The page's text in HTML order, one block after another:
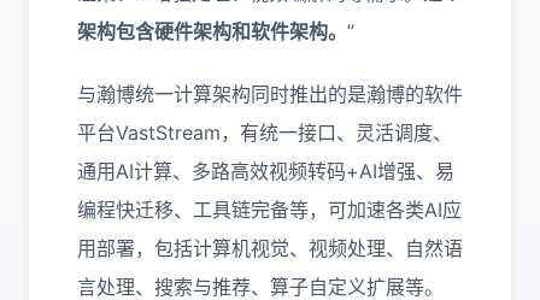
架构包含硬件架构和软件架构。 ”
与瀚博统一计算架构同时推出的是瀚博的软件
平台VastStream，有统一接口、灵活调度、
通用AI计算、多路高效视频转码+AI增强、易
编程快迁移、工具链完备等，可加速各类AI应
用部署，包括计算机视觉、视频处理、自然语
言处理、搜索与推荐、算子自定义扩展等。